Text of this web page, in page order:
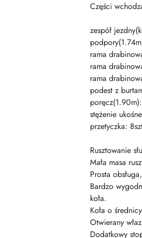
Części
zespół
rama
rama
rama
podest z
stężenie
przetyczka:
Rusztowanie
Mała masa
Prosta
Bardzo
koła.
Koła o
Otwierany
Dodatkowy